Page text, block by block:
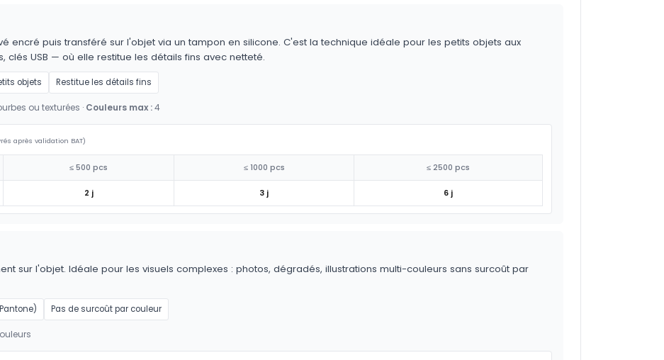
encré puis transféré sur l'objet via un tampon en silicone. C'est la technique idéale pour les petits objets aux
clés USB — où elle restitue les détails fins avec netteté.
objets Restitue les détails fins
ou texturées · Couleurs max :4
après validation BAT)
≤ 500 pcs ≤ 1000 pcs ≤ 2500 pcs
2 j 3 j 6 j
sur l'objet. Idéale pour les visuels complexes : photos, dégradés, illustrations multi-couleurs sans surcoût par
Pas de surcoût par couleur